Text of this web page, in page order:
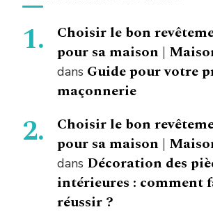
Choisir le bon
pour sa maison |
dans Guide pour votre
maçonnerie
Choisir le bon
pour sa maison |
dans Décoration des
intérieures : comment
réussir ?